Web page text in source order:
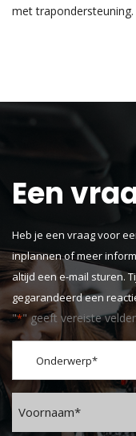
met trapondersteuning.
Een
Heb je een vraag voor
inplannen of meer
altijd een e-mail sturen.
gegarandeerd een
"*" geeft vereiste
Onderwerp
Onderwerp*
Naam